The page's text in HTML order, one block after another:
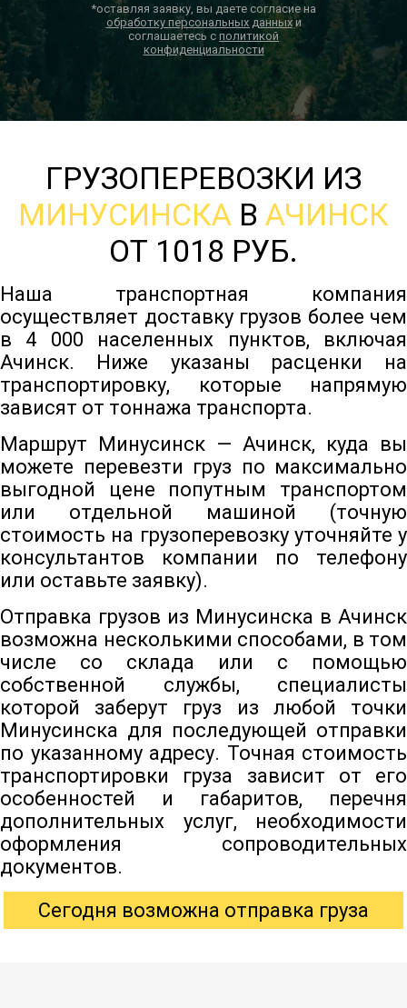
*оставляя заявку, вы даете согласие на
обработку персональных данныхи
соглашаетесь с политикой
конфиденциальности
ГРУЗОПЕРЕВОЗКИ ИЗ
МИНУСИНСКА В АЧИНСК
ОТ 1018 РУБ.
Наша транспортная компания
осуществляет доставку грузов более чем
в 4 000 населенных пунктов, включая
Ачинск. Ниже указаны расценки на
транспортировку, которые напрямую
зависят от тоннажа транспорта.
Маршрут Минусинск — Ачинск, куда вы
можете перевезти груз по максимально
выгодной цене попутным транспортом
или отдельной машиной (точную
стоимость на грузоперевозку уточняйте у
консультантов компании по телефону
или оставьте заявку).
Отправка грузов из Минусинска в Ачинск
возможна несколькими способами, в том
числе со склада или с помощью
собственной службы, специалисты
которой заберут груз из любой точки
Минусинска для последующей отправки
по указанному адресу. Точная стоимость
транспортировки груза зависит от его
особенностей и габаритов, перечня
дополнительных услуг, необходимости
оформления сопроводительных
документов.
Сегодня возможна отправка груза